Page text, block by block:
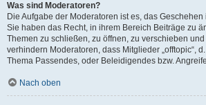
Was sind Moderatoren?
Die Aufgabe der Moderatoren ist es, das
Sie haben das Recht, in ihrem Bereich Beiträge zu
Themen zu schließen, zu öffnen, zu verschieben
verhindern Moderatoren, dass Mitglieder „offtopic“,
Thema Passendes, oder Beleidigendes bzw.
Nach oben